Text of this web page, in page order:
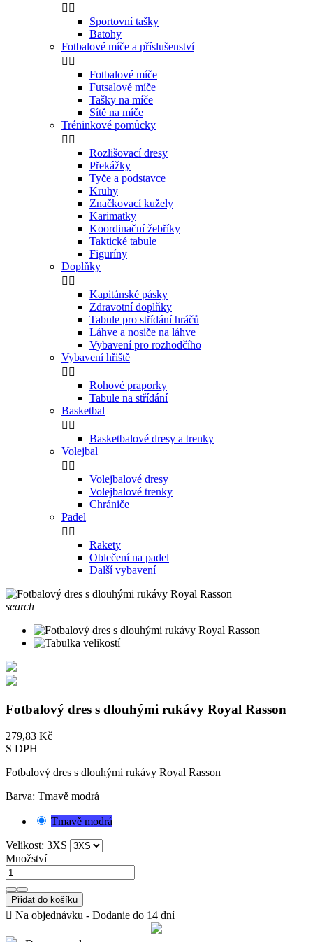
 
Sportovní tašky
Batohy
Fotbalové míče a příslušenství
 
Fotbalové míče
Futsalové míče
Tašky na míče
Sítě na míče
Tréninkové pomůcky
 
Rozlišovací dresy
Překážky
Tyče a podstavce
Kruhy
Značkovací kužely
Karimatky
Koordinační žebříky
Taktické tabule
Figuríny
Doplňky
 
Kapitánské pásky
Zdravotní doplňky
Tabule pro střídání hráčů
Láhve a nosiče na láhve
Vybavení pro rozhodčího
Vybavení hřiště
 
Rohové praporky
Tabule na střídání
Basketbal
 
Basketbalové dresy a trenky
Volejbal
 
Volejbalové dresy
Volejbalové trenky
Chrániče
Padel
 
Rakety
Oblečení na padel
Další vybavení
search
Fotbalový dres s dlouhými rukávy Royal Rasson
279,83 Kč
S DPH
Fotbalový dres s dlouhými rukávy Royal Rasson
Barva: Tmavě modrá
Tmavě modrá
Velikost: 3XS
Množství
Přidat do košíku
 Na objednávku - Dodanie do 14 dní